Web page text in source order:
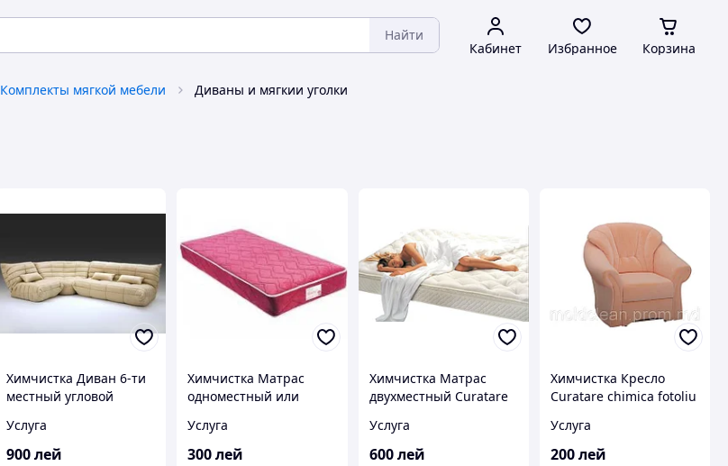
Найти
Кабинет Избранное Корзина
Комплекты мягкой мебели Диваны и мягкии уголки
Химчистка Диван 6-ти
местный угловой
canapea 6 locuri
Chisinau
Услуга
900лей
Химчистка Матрас
одноместный или
chimica saltea
ortopedica pentru copiii
Услуга
300лей
Химчистка Матрас
двухместный Curatare
ortopedica maturi
Chisinau
Услуга
600 лей
Химчистка Кресло
Curatare chimica fotoliu
Услуга
200лей